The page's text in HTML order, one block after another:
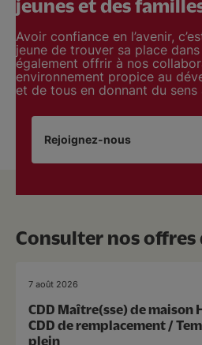
jeunes et des
Avoir confiance en l’avenir,
jeune de trouver sa place dans
également offrir à nos
environnement propice au
et de tous en donnant du sens
Rejoignez-nous
Consulter nos
7 août 2026
CDD Maître(sse) de maison
CDD de remplacement /
plein